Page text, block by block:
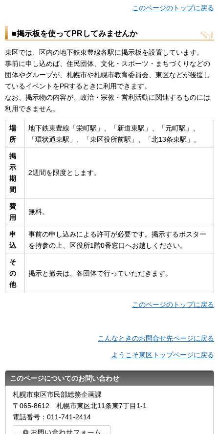
このページのトップに戻る
■掲示板を使ってPRしてみませんか
東区では、区内の地下鉄東豊線各駅に掲示板を設置しています。
事前に申し込めば、住民団体、文化・スポーツ・まちづくりなどの
団体やグループが、札幌市や札幌市教育委員会、東区などが後援し
ているイベントをPRするときに利用できます。
なお、掲示物の内容が、政治・宗教・営利活動に関連するものには
利用できません。
場
所
地下鉄東豊線「栄町駅」、「新道東駅」、「元町駅」、
「環状通東駅」、「東区役所前駅」、「北13条東駅」。
掲
示
期
間
2週間を限度とします。
費
用
無料。
申
込
事前の申し込みによる許可が必要です。掲示するポスター
を持参の上、区役所1階0番窓口へお越しください。
そ
の
他
掲示と撤去は、各団体で行っていただきます。
このページのトップに戻る
こんなときのお問合せ先ページに戻る
ようこそ東区トップページに戻る
このページについてのお問い合わせ
札幌市東区市民部総務企画課
〒065-8612 札幌市東区北11条東7丁目1-1
電話番号：011-741-2414